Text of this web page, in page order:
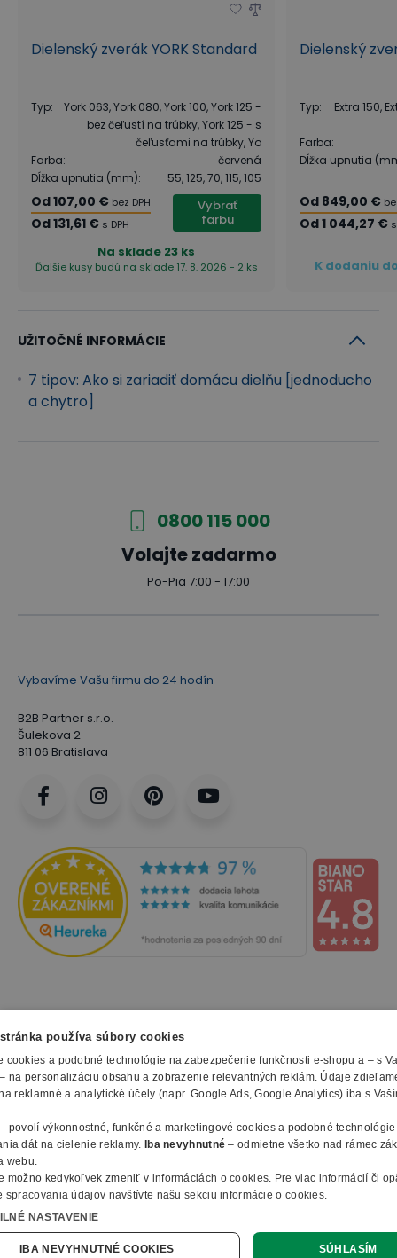
Dielenský zverák YORK Standard
Typ:
York 063, York 080, York 100, York 125 -
bez čeľustí na trúbky, York 125 - s
čeľusťami na trúbky, Yo
Farba:
červená
Dĺžka upnutia (mm): 55, 125, 70, 115, 105
Od107,00 € bez DPH
Od131,61 € s DPH
Vybrať
farbu
Na sklade 23 ks
Ďalšie kusy budú na sklade 17. 8. 2026 - 2 ks
Dielenský
Typ: Extra 150,
Farba:
Dĺžka upnutia
Od 849,00 €
Od1 044,27 €
K dodaniu
UŽITOČNÉ INFORMÁCIE
7 tipov: Ako si zariadiť domácu dielňu [jednoducho
a chytro]
0800 115 000
Volajte zadarmo
Po-Pia 7:00 - 17:00
Vybavíme Vašu firmu do 24 hodín
B2B Partner s.r.o.
Šulekova 2
811 06 Bratislava
NAKUPOVANIE
Všetko o nákupe
Obchodné podmienky
Spôsoby platby
Záruky, servis a reklamácie
Ochrana osobných údajov
Informácie o cookies
Ako nakupovať
Online dopyt
SLUŽBY
Reklamačný formulár
E-procurement
Vlastná výroba nábytku
Vyhlásenie o prístupnosti
O FIRME
O nás
Kontakty
Členstvo v organizáciach
B2B Partner ČR
B2B Partner Poľsko
© 2010 - 2026 B2B Partner s.r.o. - Všetky práva vyhradené.
Profesionálny e-shop na mieru
používa súbory cookies
cookies a podobné technológie na zabezpečenie funkčnosti e-shopu a – s
na personalizáciu obsahu a zobrazenie relevantných reklám. Údaje
reklamné a analytické účely (napr. Google Ads, Google Analytics) iba s
povolí výkonnostné, funkčné a marketingové cookies a podobné
dát na cielenie reklamy.
Iba nevyhnutné – odmietne všetko nad rámec
webu.
možno kedykoľvek zmeniť v informáciách o cookies. Pre viac informácií či
spracovania údajov navštívte našu sekciu informácie o cookies.
NASTAVENIE
SÚHLASÍM
IBA NEVYHNUTNÉ COOKIES